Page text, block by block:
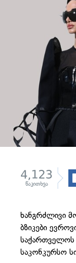
4,123
წაკითხვა
ხანგრძლივი
ბზიკები
საქართველოს
საკონკურსო